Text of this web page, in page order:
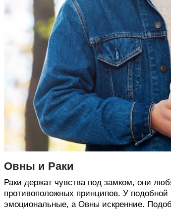
Овны и Раки
Раки держат чувства под замком, они
противоположных принципов. У подобной
эмоциональные, а Овны искренние.